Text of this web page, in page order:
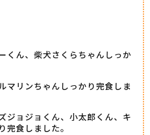
くん、柴犬さくらちゃんしっか
マリンちゃんしっかり完食しま
ジョジョくん、小太郎くん、キ
完食しました。